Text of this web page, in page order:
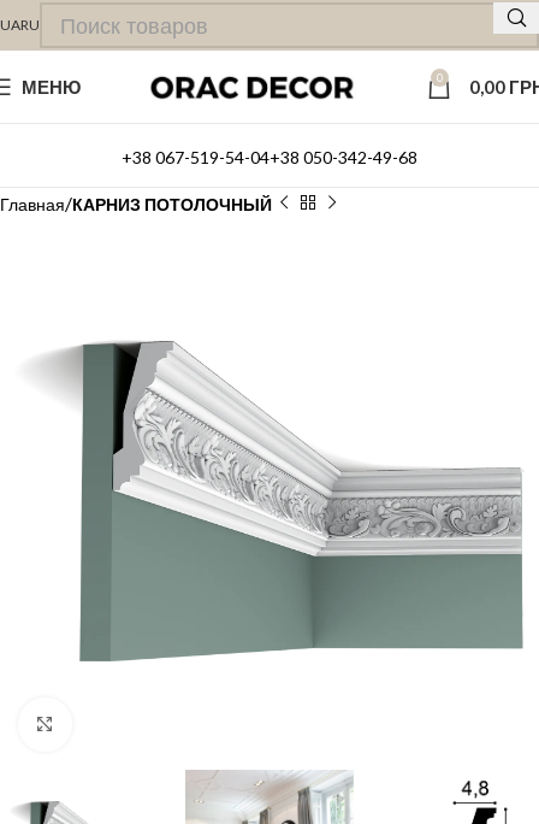
UARU
МЕНЮ 0 0,00
+38 067-519-54-04+38 050-342-49-68
Главная КАРНИЗ ПОТОЛОЧНЫЙ